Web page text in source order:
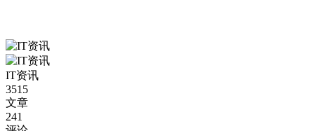
IT资讯
3515
文章
241